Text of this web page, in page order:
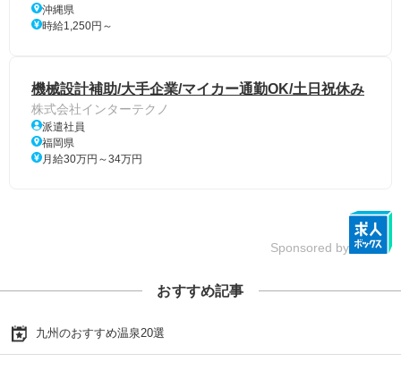
沖縄県
時給1,250円～
機械設計補助/大手企業/マイカー通勤OK/土日祝休み
株式会社インターテクノ
派遣社員
福岡県
月給30万円～34万円
Sponsored by
おすすめ記事
九州のおすすめ温泉20選